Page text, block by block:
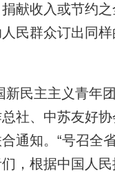
献收入或节约
人民群众订出
民主主义青年
社、中苏友好
通知。“号召
，根据中国人